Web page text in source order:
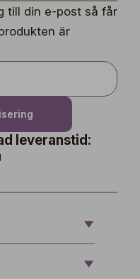
till din e-post så får
är
leveranstid: